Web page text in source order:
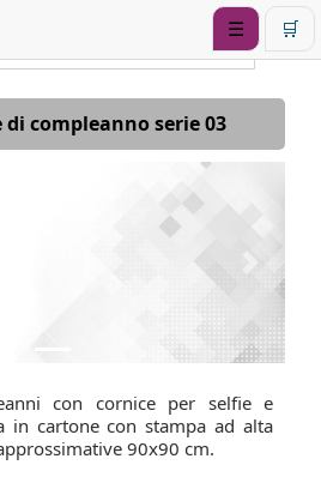
☰ 🛒
compleanno serie 03
Next
con cornice per selfie e
in cartone con stampa ad alta
90x90 cm.